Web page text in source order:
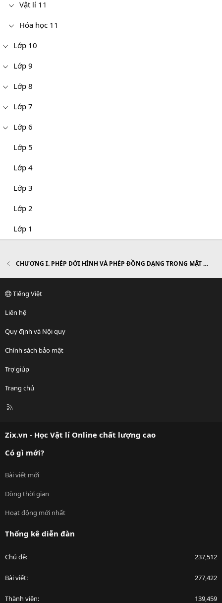
Vật lí 11
Hóa học 11
Lớp 10
Lớp 9
Lớp 8
Lớp 7
Lớp 6
Lớp 5
Lớp 4
Lớp 3
Lớp 2
Lớp 1
CHƯƠNG I. PHÉP DỜI HÌNH VÀ PHÉP ĐỒNG DẠNG TRONG MẶT PHẲNG
Tiếng Việt
Liên hệ
Quy định và Nội quy
Chính sách bảo mật
Trợ giúp
Trang chủ
R
Zix.vn - Học Vật lí Online chất lượng cao
Có gì mới?
Bài viết mới
Dòng thời gian
Hoạt động mới nhất
Thống kê diễn đàn
Chủ đề 237,512
Bài viết 277,422
Thành viên 139,459